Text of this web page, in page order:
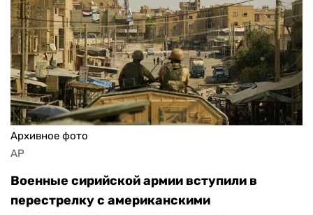
Архивное фото
AP
Военные сирийской армии вступили в
перестрелку с американскими